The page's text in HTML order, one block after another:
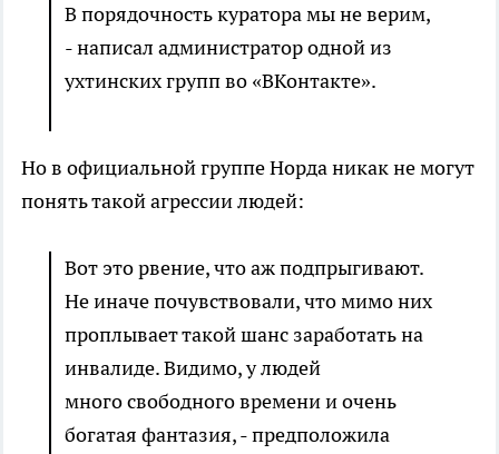
В порядочность куратора мы не верим,
- написал администратор одной из
ухтинских групп во «ВКонтакте».
Но в официальной группе Норда никак не могут
понять такой агрессии людей:
Вот это рвение, что аж подпрыгивают.
Не иначе почувствовали, что мимо них
проплывает такой шанс заработать на
инвалиде. Видимо, у людей
много свободного времени и очень
богатая фантазия, - предположила